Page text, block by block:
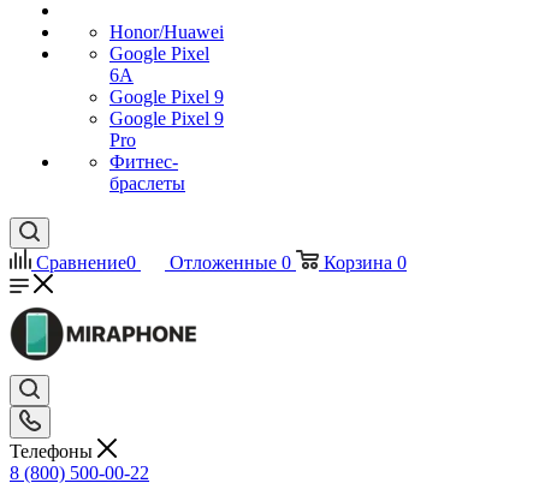
Honor/Huawei
Google Pixel
6A
Google Pixel 9
Google Pixel 9
Pro
Фитнес-
браслеты
Сравнение0 Отложенные 0 Корзина 0
Телефоны
8 (800) 500-00-22